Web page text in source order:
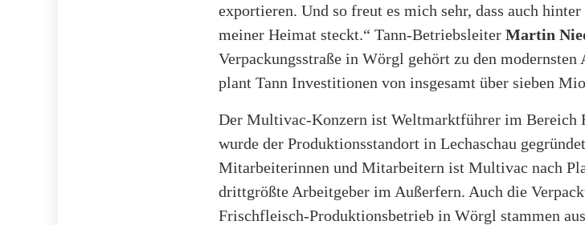
exportieren. Und so freut es mich sehr, dass auch
meiner Heimat steckt.“ Tann-Betriebsleiter Martin
Verpackungsstraße in Wörgl gehört zu den
plant Tann Investitionen von insgesamt über sieben
Der Multivac-Konzern ist Weltmarktführer im Bereich
wurde der Produktionsstandort in Lechaschau
Mitarbeiterinnen und Mitarbeitern ist Multivac nach
drittgrößte Arbeitgeber im Außerfern. Auch die
Frischfleisch-Produktionsbetrieb in Wörgl stammen